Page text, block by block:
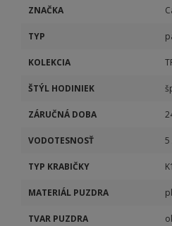
ZNAČKA
TYP
KOLEKCIA
ŠTÝL HODINIEK
ZÁRUČNÁ DOBA
VODOTESNOSŤ 5
TYP KRABIČKY
MATERIÁL PUZDRA
TVAR PUZDRA